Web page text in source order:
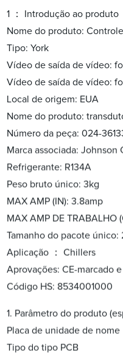
1 ： Introdução ao produto
Nome do produto:
Tipo: York
Vídeo de saída de vídeo:
Vídeo de saída de vídeo:
Local de origem: EUA
Nome do produto:
Número da peça: 024-
Marca associada: Johnson
Refrigerante: R134A
Peso bruto único: 3kg
MAX AMP (IN): 3.8amp
MAX AMP DE TRABALHO
Tamanho do pacote único:
Aplicação ： Chillers
Aprovações: CE-marcado
Código HS: 8534001000
1. Parâmetro do produto
Placa de unidade de nome
Tipo do tipo PCB